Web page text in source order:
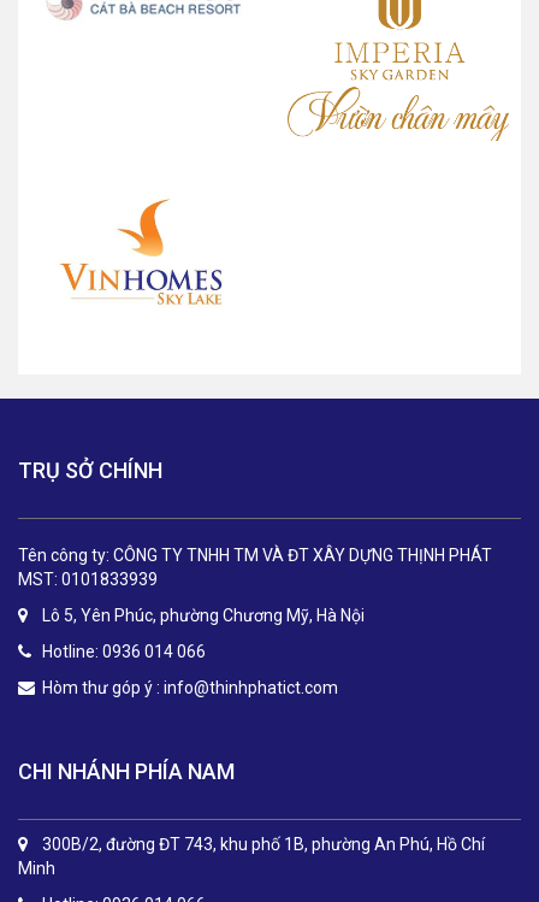
TRỤ SỞ CHÍNH
Tên công ty: CÔNG TY TNHH TM VÀ ĐT XÂY DỰNG THỊNH PHÁT
MST: 0101833939
Lô 5, Yên Phúc, phường Chương Mỹ, Hà Nội
Hotline: 0936 014 066
Hòm thư góp ý : info@thinhphatict.com
CHI NHÁNH PHÍA NAM
300B/2, đường ĐT 743, khu phố 1B, phường An Phú, Hồ Chí
Minh